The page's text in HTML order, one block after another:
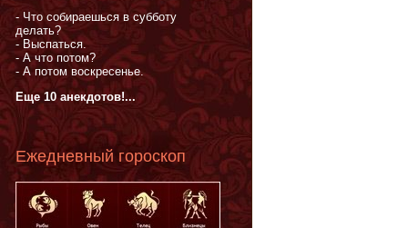
- Что собираешься в субботу
делать?
- Выспаться.
- А что потом?
- А потом воскресенье.
Еще 10 анекдотов!...
Ежедневный гороскоп